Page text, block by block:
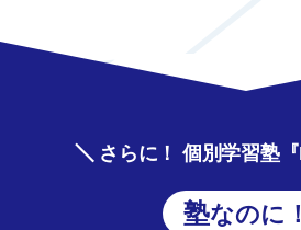
さらに！ 個別学習塾
塾なのに！